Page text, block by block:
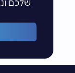
שלכם